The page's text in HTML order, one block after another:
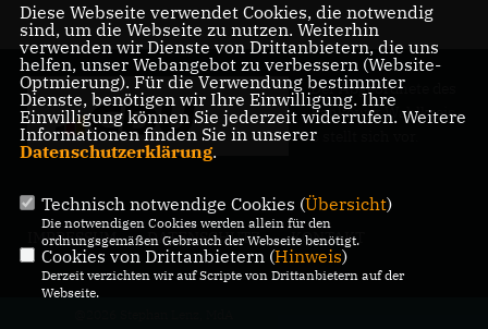
Der Abgeordnete des
Pankower Wahlkreis
6 stellt sich vor.
IMPRESSUM DATENSCHUTZ KONTAKT
Diese Webseite verwendet Cookies, die notwendig
sind, um die Webseite zu nutzen. Weiterhin
verwenden wir Dienste von Drittanbietern, die uns
helfen, unser Webangebot zu verbessern (Website-
Optmierung). Für die Verwendung bestimmter
Dienste, benötigen wir Ihre Einwilligung. Ihre
Einwilligung können Sie jederzeit widerrufen. Weitere
Informationen finden Sie in unserer
Datenschutzerklärung.
Technisch notwendige Cookies (Übersicht)
Die notwendigen Cookies werden allein für den
ordnungsgemäßen Gebrauch der Webseite benötigt.
Cookies von Drittanbietern (Hinweis)
Derzeit verzichten wir auf Scripte von Drittanbietern auf der
Webseite.